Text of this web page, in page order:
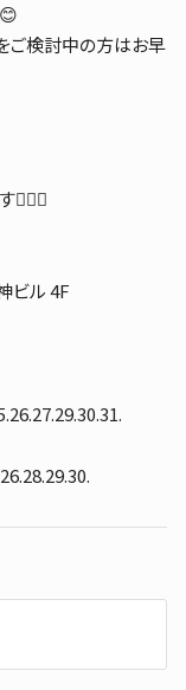
ご検討中の方はお早
👩‍⚕️✨
ビル 4F